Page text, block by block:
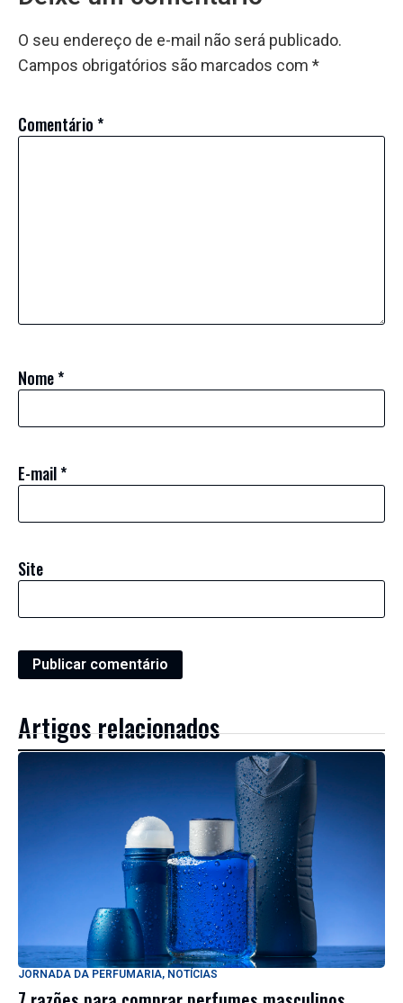
O seu endereço de e-mail não será publicado.
Campos obrigatórios são marcados com *
Comentário*
Nome*
E-mail*
Site
Artigos relacionados
JORNADA DA PERFUMARIA, NOTÍCIAS